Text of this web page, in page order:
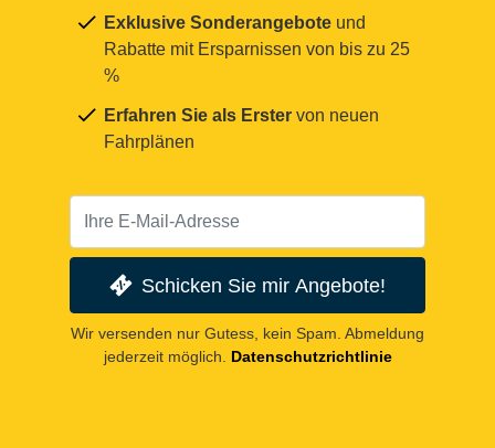
Exklusive Sonderangebote und
Rabatte mit Ersparnissen von bis zu 25
%
Erfahren Sie als Erster von neuen
Fahrplänen
Schicken Sie mir Angebote!
Wir versenden nur Gutess, kein Spam. Abmeldung
jederzeit möglich. Datenschutzrichtlinie